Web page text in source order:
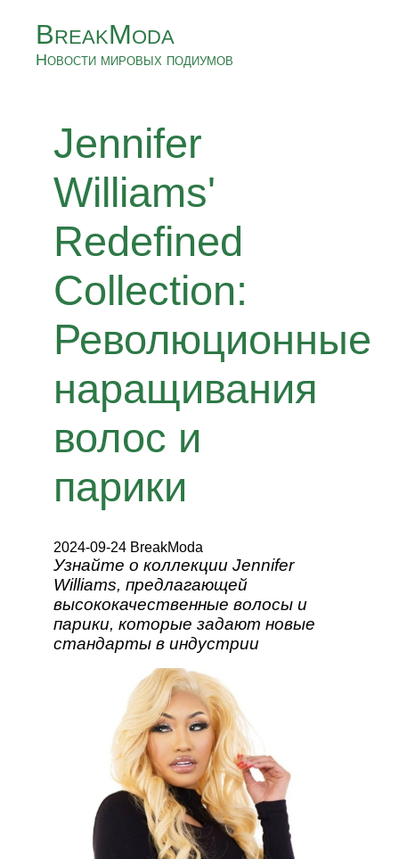
BreakModa
Новости мировых подиумов
Jennifer
Williams'
Redefined
Collection:
Революционные
наращивания
волос и
парики
2024-09-24 BreakModa
Узнайте о коллекции Jennifer
Williams, предлагающей
высококачественные волосы и
парики, которые задают новые
стандарты в индустрии